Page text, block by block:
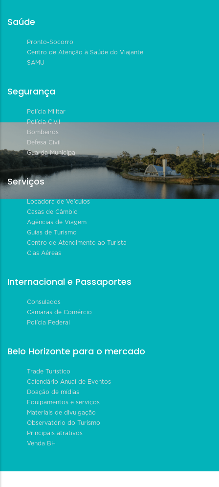
Saúde
Pronto-Socorro
Centro de Atenção à Saúde do Viajante
SAMU
Segurança
Polícia Militar
Polícia Civil
Bombeiros
Defesa Civil
Guarda Municipal
Serviços
Locadora de Veículos
Casas de Câmbio
Agências de Viagem
Guias de Turismo
Centro de Atendimento ao Turista
Cias Aéreas
Internacional e Passaportes
Consulados
Câmaras de Comércio
Polícia Federal
Belo Horizonte para o mercado
Trade Turístico
Calendário Anual de Eventos
Doação de mídias
Equipamentos e serviços
Materiais de divulgação
Observatório do Turismo
Principais atrativos
Venda BH